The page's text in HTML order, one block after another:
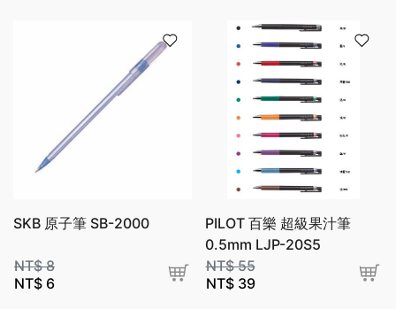
SKB 原子筆 SB-2000
NT$8
NT$ 6
PILOT 百樂 超級果汁筆
0.5mm LJP-20S5
NT$55
NT$39